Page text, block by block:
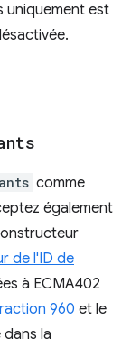
uniquement est
comme
également
de l'ID de
à ECMA402
960 et le
la